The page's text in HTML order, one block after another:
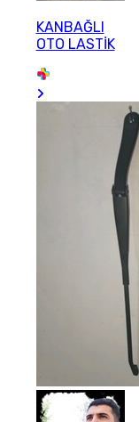
KANBAĞLI
OTO LASTİK